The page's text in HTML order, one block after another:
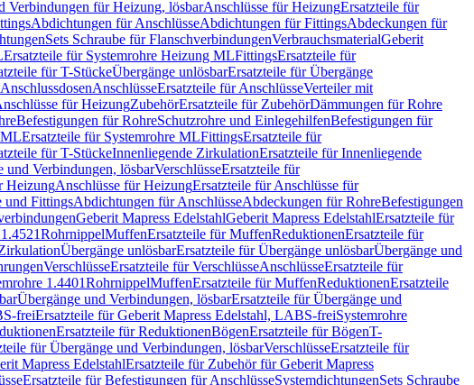
Verbindungen für Heizung, lösbarAnschlüsse für HeizungErsatzteile für
Abdichtungen für AnschlüsseAbdichtungen für FittingsAbdeckungen für
Sets Schraube für FlanschverbindungenVerbrauchsmaterialGeberit
Ersatzteile für Systemrohre Heizung MLFittingsErsatzteile für
für T-StückeÜbergänge unlösbarErsatzteile für Übergänge
AnschlüsseErsatzteile für AnschlüsseVerteiler mit
für HeizungZubehörErsatzteile für ZubehörDämmungen für Rohre
Befestigungen für RohreSchutzrohre und EinlegehilfenBefestigungen für
MLErsatzteile für Systemrohre MLFittingsErsatzteile für
für T-StückeInnenliegende ZirkulationErsatzteile für Innenliegende
und Verbindungen, lösbarVerschlüsseErsatzteile für
HeizungAnschlüsse für HeizungErsatzteile für Anschlüsse für
und FittingsAbdichtungen für AnschlüsseAbdeckungen für RohreBefestigungen
Geberit Mapress EdelstahlGeberit Mapress EdelstahlErsatzteile für
RohrnippelMuffenErsatzteile für MuffenReduktionenErsatzteile für
Übergänge unlösbarErsatzteile für Übergänge unlösbarÜbergänge und
VerschlüsseErsatzteile für VerschlüsseAnschlüsseErsatzteile für
1.4401RohrnippelMuffenErsatzteile für MuffenReduktionenErsatzteile
Übergänge und Verbindungen, lösbarErsatzteile für Übergänge und
freiErsatzteile für Geberit Mapress Edelstahl, LABS-freiSystemrohre
Ersatzteile für ReduktionenBögenErsatzteile für BögenT-
für Übergänge und Verbindungen, lösbarVerschlüsseErsatzteile für
Mapress EdelstahlErsatzteile für Zubehör für Geberit Mapress
Ersatzteile für Befestigungen für AnschlüsseSystemdichtungenSets Schraube